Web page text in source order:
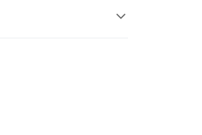
將跳轉至「AFTEE先享後
即可完成結帳。